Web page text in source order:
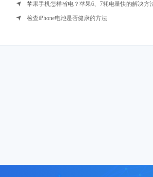
苹果手机怎样省电？苹果6、7耗电量快的解决方
检查iPhone电池是否健康的方法